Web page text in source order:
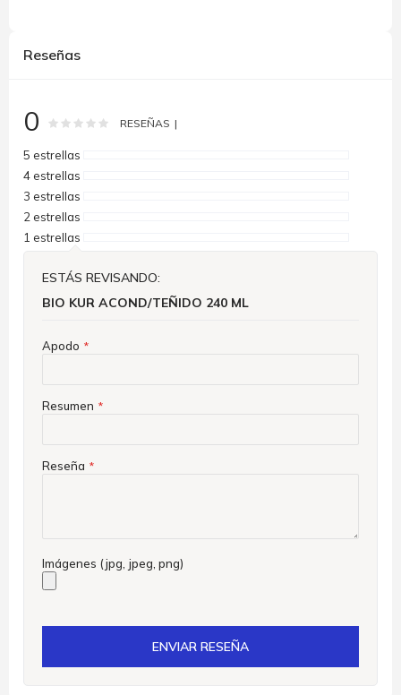
Reseñas
0 Rating: % of100
RESEÑAS
5 estrellas
4 estrellas
3 estrellas
2 estrellas
1 estrellas
ESTÁS REVISANDO:
BIO KUR ACOND/TEÑIDO 240 ML
Apodo
Resumen
Reseña
Imágenes (jpg, jpeg, png)
ENVIAR RESEÑA